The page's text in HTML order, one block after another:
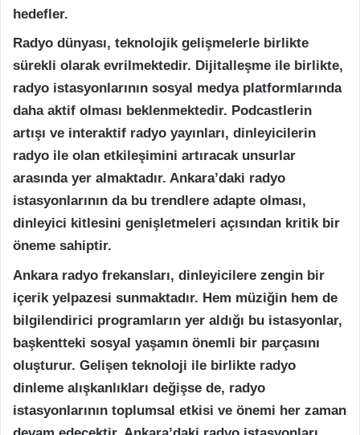
hedefler.
Radyo dünyası, teknolojik gelişmelerle birlikte
sürekli olarak evrilmektedir. Dijitalleşme ile birlikte,
radyo istasyonlarının sosyal medya platformlarında
daha aktif olması beklenmektedir. Podcastlerin
artışı ve interaktif radyo yayınları, dinleyicilerin
radyo ile olan etkileşimini artıracak unsurlar
arasında yer almaktadır. Ankara’daki radyo
istasyonlarının da bu trendlere adapte olması,
dinleyici kitlesini genişletmeleri açısından kritik bir
öneme sahiptir.
Ankara radyo frekansları, dinleyicilere zengin bir
içerik yelpazesi sunmaktadır. Hem müziğin hem de
bilgilendirici programların yer aldığı bu istasyonlar,
başkentteki sosyal yaşamın önemli bir parçasını
oluşturur. Gelişen teknoloji ile birlikte radyo
dinleme alışkanlıkları değişse de, radyo
istasyonlarının toplumsal etkisi ve önemi her zaman